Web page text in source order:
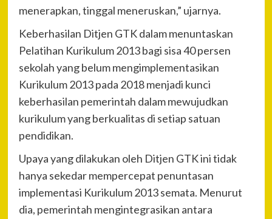
menerapkan, tinggal meneruskan,” ujarnya.
Keberhasilan Ditjen GTK dalam menuntaskan
Pelatihan Kurikulum 2013 bagi sisa 40 persen
sekolah yang belum mengimplementasikan
Kurikulum 2013 pada 2018 menjadi kunci
keberhasilan pemerintah dalam mewujudkan
kurikulum yang berkualitas di setiap satuan
pendidikan.
Upaya yang dilakukan oleh Ditjen GTK ini tidak
hanya sekedar mempercepat penuntasan
implementasi Kurikulum 2013 semata. Menurut
dia, pemerintah mengintegrasikan antara